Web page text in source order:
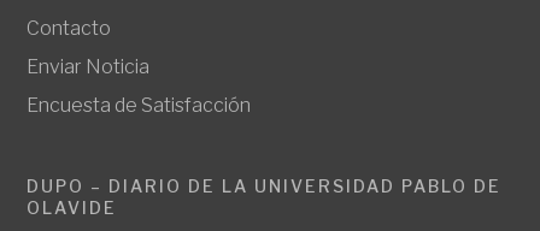
Contacto
Enviar Noticia
Encuesta de Satisfacción
DUPO – DIARIO DE LA UNIVERSIDAD PABLO DE
OLAVIDE